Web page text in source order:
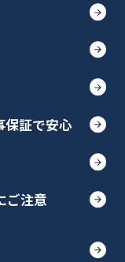
保証で安心
ご注意